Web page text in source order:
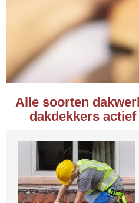
Alle soorten
dakdekkers